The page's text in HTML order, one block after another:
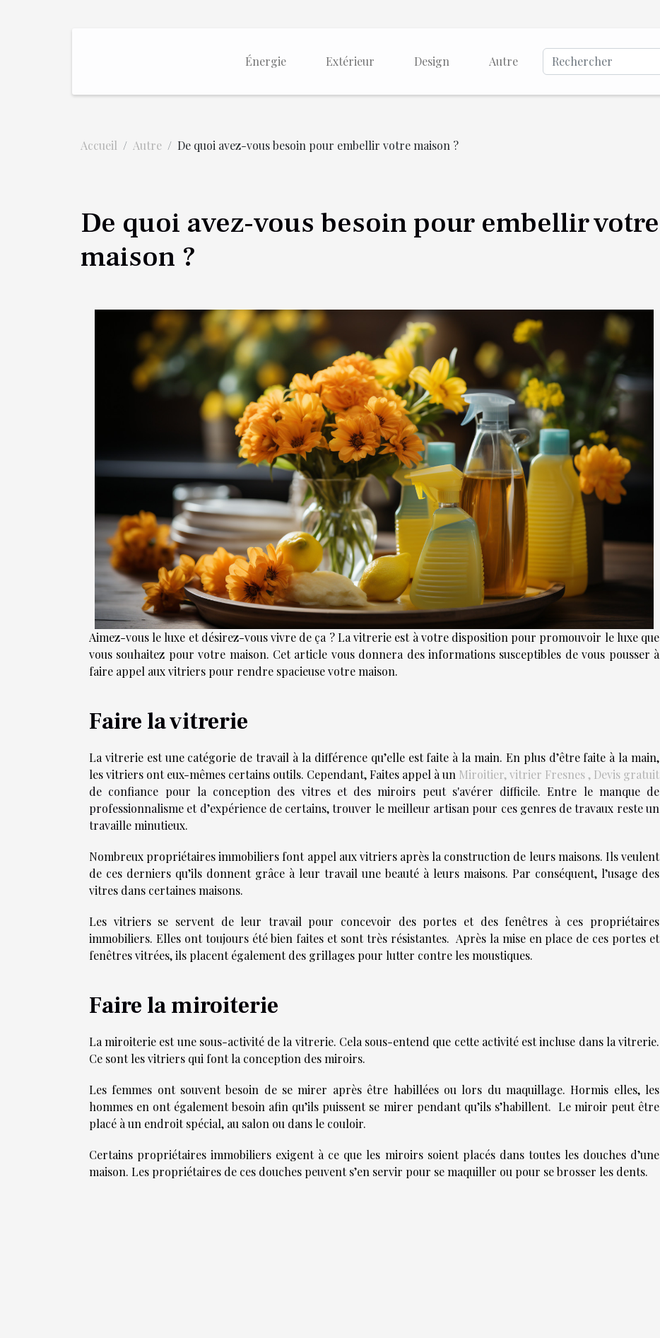
Énergie Extérieur Design Autre
Accueil Autre De quoi avez-vous besoin pour embellir votre maison ?
De quoi avez-vous besoin pour embellir votre
maison ?
Aimez-vous le luxe et désirez-vous vivre de ça ? La vitrerie est à votre disposition pour promouvoir le luxe que
vous souhaitez pour votre maison. Cet article vous donnera des informations susceptibles de vous pousser à
faire appel aux vitriers pour rendre spacieuse votre maison.
Faire la vitrerie
La vitrerie est une catégorie de travail à la différence qu’elle est faite à la main. En plus d’être faite à la main,
les vitriers ont eux-mêmes certains outils. Cependant, Faites appel à un Miroitier, vitrier Fresnes , Devis gratuit
de confiance pour la conception des vitres et des miroirs peut s'avérer difficile. Entre le manque de
professionnalisme et d’expérience de certains, trouver le meilleur artisan pour ces genres de travaux reste un
travaille minutieux.
Nombreux propriétaires immobiliers font appel aux vitriers après la construction de leurs maisons. Ils veulent
de ces derniers qu’ils donnent grâce à leur travail une beauté à leurs maisons. Par conséquent, l’usage des
vitres dans certaines maisons.
Les vitriers se servent de leur travail pour concevoir des portes et des fenêtres à ces propriétaires
immobiliers. Elles ont toujours été bien faites et sont très résistantes. Après la mise en place de ces portes et
fenêtres vitrées, ils placent également des grillages pour lutter contre les moustiques.
Faire la miroiterie
La miroiterie est une sous-activité de la vitrerie. Cela sous-entend que cette activité est incluse dans la vitrerie.
Ce sont les vitriers qui font la conception des miroirs.
Les femmes ont souvent besoin de se mirer après être habillées ou lors du maquillage. Hormis elles, les
hommes en ont également besoin afin qu’ils puissent se mirer pendant qu’ils s’habillent. Le miroir peut être
placé à un endroit spécial, au salon ou dans le couloir.
Certains propriétaires immobiliers exigent à ce que les miroirs soient placés dans toutes les douches d’une
maison. Les propriétaires de ces douches peuvent s’en servir pour se maquiller ou pour se brosser les dents.